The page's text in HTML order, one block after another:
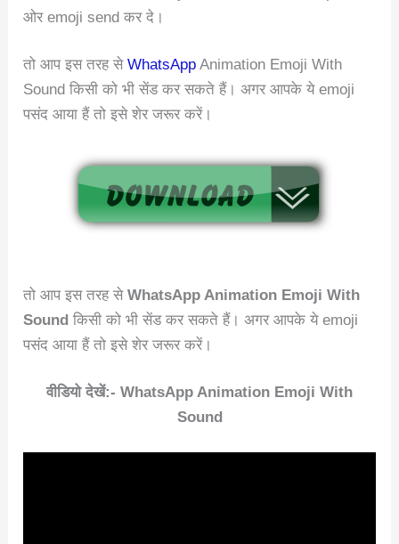
ओर emoji send कर दे।
तो आप इस तरह सेWhatsApp Animation Emoji With
Sound किसी को भी सेंड कर सकते हैं। अगर आपके ये emoji
पसंद आया हैं तो इसे शेर जरूर करें।
तो आप इस तरह सेWhatsApp Animation Emoji With
Sound किसी को भी सेंड कर सकते हैं। अगर आपके ये emoji
पसंद आया हैं तो इसे शेर जरूर करें।
वीडियो देखें:- WhatsApp Animation Emoji With
Sound